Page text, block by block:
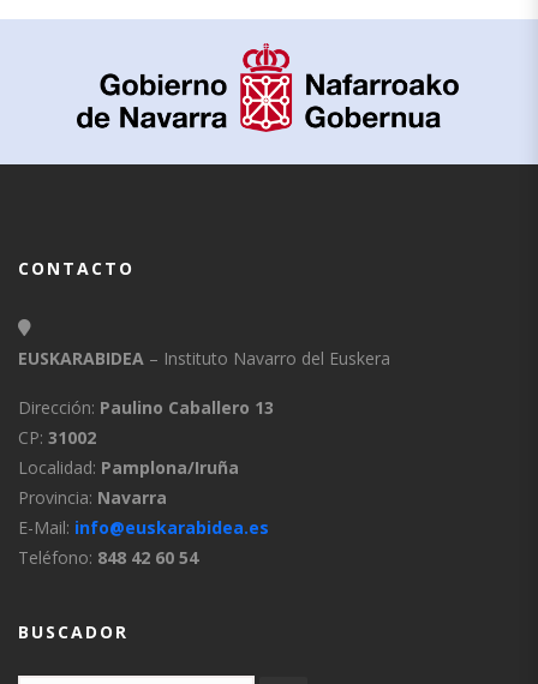
CONTACTO
EUSKARABIDEA – Instituto Navarro del Euskera
Dirección: Paulino Caballero 13
CP: 31002
Localidad: Pamplona/Iruña
Provincia: Navarra
E-Mail: info@euskarabidea.es
Teléfono: 848 42 60 54
BUSCADOR